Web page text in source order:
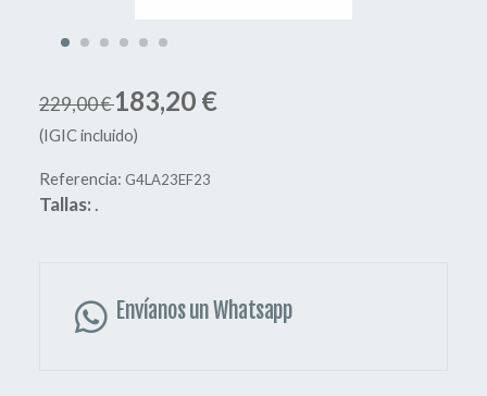
229,00 €183,20 €
(IGIC incluido)
Referencia: G4LA23EF23
Tallas: .
Envíanos un Whatsapp